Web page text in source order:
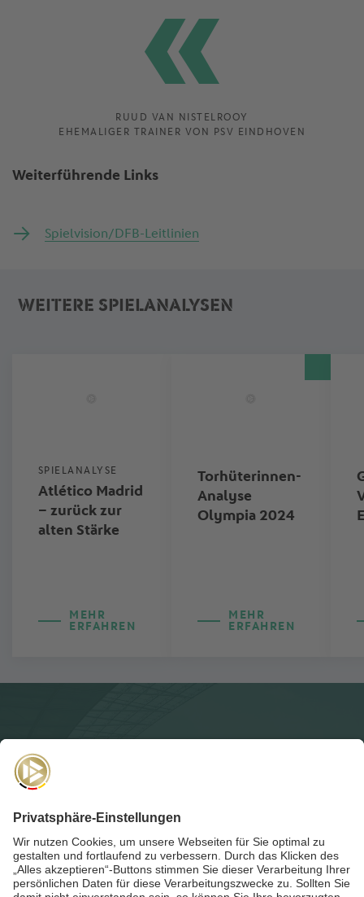
RUUD VAN NISTELROOY
EHEMALIGER TRAINER VON PSV EINDHOVEN
Weiterführende Links
Spielvision/DFB-Leitlinien
WEITERE SPIELANALYSEN
SPIELANALYSE
Atlético Madrid
– zurück zur
alten Stärke
MEHR
ERFAHREN
Torhüterinnen-
Analyse
Olympia 2024
MEHR
ERFAHREN
Für dieAkademie-Postanmelden und auf dem Laufenden
bleiben!